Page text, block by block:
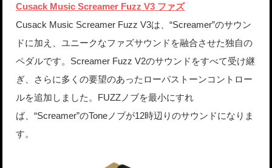
Cusack Music Screamer Fuzz V3 ファズ
Cusack Music Screamer Fuzz V3は、“Screamer”のサウン
ドに加え、ユニークなファズサウンドを融合させた独自の
ペダルです。Screamer Fuzz V2のサウンドをすべて受け継
ぎ、さらに多くの要望のあったローパストーンコントロー
ルを追加しました。FUZZノブを最小にすれ
ば、“Screamer”のToneノブが12時辺りのサウンドになりま
す。